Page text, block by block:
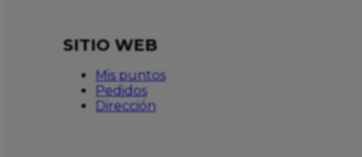
SITIO WEB
Mis puntos
Pedidos
Dirección